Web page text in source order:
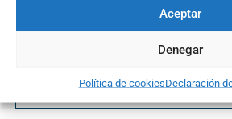
Aceptar
Denegar
Política de cookiesDeclaración
Maplebear, Oportunidad
19/09/2024